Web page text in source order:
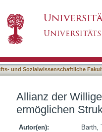
und Sozialwissenschaftliche
Allianz der
ermöglichen
Autor(en):
Barth,